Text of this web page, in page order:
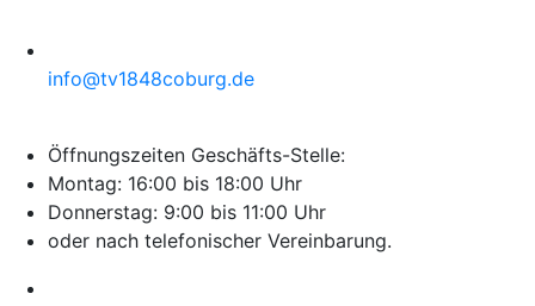
info@tv1848coburg.de
Öffnungszeiten Geschäfts-Stelle:
Montag: 16:00 bis 18:00 Uhr
Donnerstag: 9:00 bis 11:00 Uhr
oder nach telefonischer Vereinbarung.